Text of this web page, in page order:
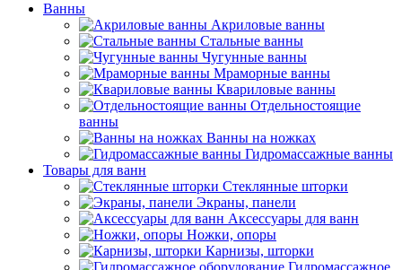
Ванны
Акриловые ванны
Стальные ванны
Чугунные ванны
Мраморные ванны
Квариловые ванны
Отдельностоящие
ванны
Ванны на ножках
Гидромассажные ванны
Товары для ванн
Стеклянные шторки
Экраны, панели
Аксессуары для ванн
Ножки, опоры
Карнизы, шторки
Гидромассажное